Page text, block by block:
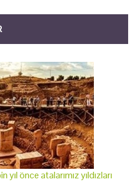
önce atalarımız yıldızları